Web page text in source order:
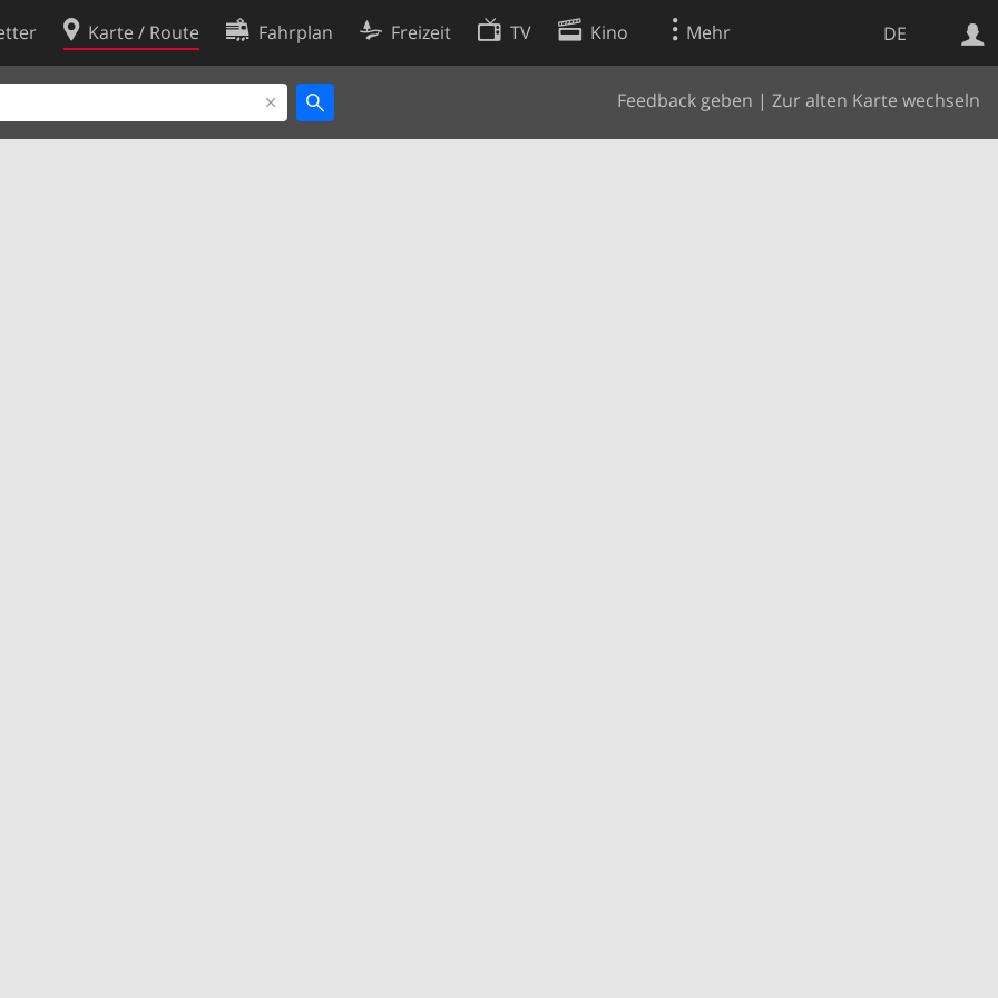
DE
Karte / Route Fahrplan Freizeit TV Kino Mehr
Feedback geben | Zur alten Karte wechseln
Websuche
Cookie-Richtlinie
Cookie-Einstellungen